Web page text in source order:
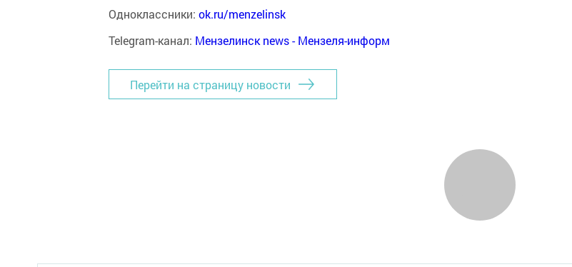
Одноклассники: ok.ru/menzelinsk
Telegram-канал: Мензелинск news - Мензеля-информ
Перейти на страницу новости